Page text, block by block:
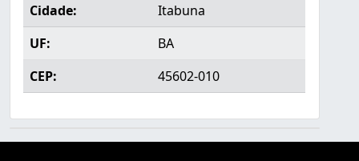
Cidade:
Itabuna
UF:
BA
CEP:
45602-010